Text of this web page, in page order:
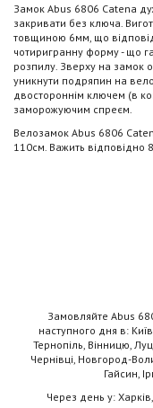
Замок Abus 6806 Catena
закривати без ключа.
товщиною 6мм, що
чотиригранну форму - що
розпилу. Зверху на замок
уникнути подряпин на
двостороннім ключем (в
заморожуючим спреєм.
Велозамок Abus 6806
110см. Важить відповідно
Замовляйте Abus
наступного дня в:
Тернопіль, Вінницю,
Чернівці, Новгород-
Гайсин,
Через день у: